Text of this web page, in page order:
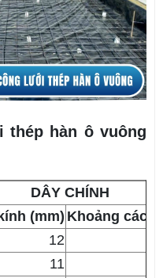
thép hàn ô vuông
DÂY CHÍNH
(mm) Khoảng cách
12
11